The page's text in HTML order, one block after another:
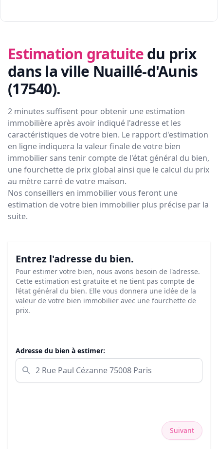
Estimation gratuite du prix
dans la ville Nuaillé-d'Aunis
(17540).
2 minutes suffisent pour obtenir une estimation
immobilière après avoir indiqué l'adresse et les
caractéristiques de votre bien. Le rapport d'estimation
en ligne indiquera la valeur finale de votre bien
immobilier sans tenir compte de l'état général du bien,
une fourchette de prix global ainsi que le calcul du prix
au mètre carré de votre maison.
Nos conseillers en immobilier vous feront une
estimation de votre bien immobilier plus précise par la
suite.
Entrez l'adresse du bien.
Pour estimer votre bien, nous avons besoin de l'adresse.
Cette estimation est gratuite et ne tient pas compte de
l’état général du bien. Elle vous donnera une idée de la
valeur de votre bien immobilier avec une fourchette de
prix.
Adresse du bien à estimer:
Suivant